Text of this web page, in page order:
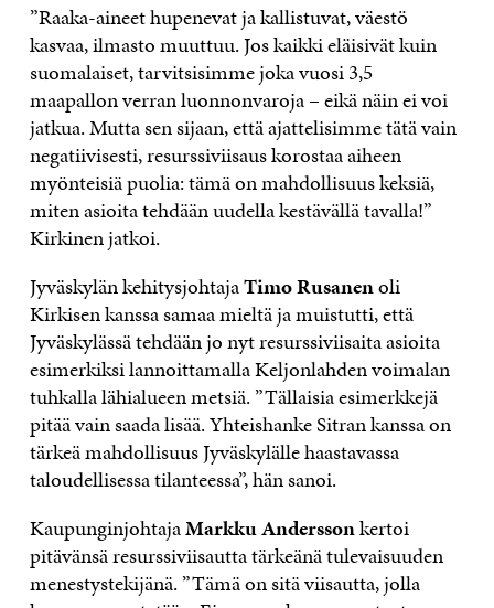
”Raaka-aineet hupenevat ja kallistuvat, väestö
kasvaa, ilmasto muuttuu. Jos kaikki eläisivät kuin
suomalaiset, tarvitsisimme joka vuosi 3,5
maapallon verran luonnonvaroja – eikä näin ei voi
jatkua. Mutta sen sijaan, että ajattelisimme tätä vain
negatiivisesti, resurssiviisaus korostaa aiheen
myönteisiä puolia: tämä on mahdollisuus keksiä,
miten asioita tehdään uudella kestävällä tavalla!”
Kirkinen jatkoi.
Jyväskylän kehitysjohtajaTimo Rusanenoli
Kirkisen kanssa samaa mieltä ja muistutti, että
Jyväskylässä tehdään jo nyt resurssiviisaita asioita
esimerkiksi lannoittamalla Keljonlahden voimalan
tuhkalla lähialueen metsiä. ”Tällaisia esimerkkejä
pitää vain saada lisää. Yhteishanke Sitran kanssa on
tärkeä mahdollisuus Jyväskylälle haastavassa
taloudellisessa tilanteessa”, hän sanoi.
KaupunginjohtajaMarkku Anderssonkertoi
pitävänsä resurssiviisautta tärkeänä tulevaisuuden
menestystekijänä. ”Tämä on sitä viisautta, jolla